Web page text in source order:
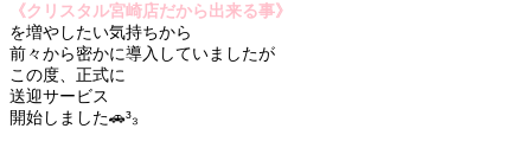
《クリスタル宮崎店だから出来る事》
を増やしたい気持ちから
前々から密かに導入していましたが
この度、正式に
送迎サービス
開始しました🚗³₃